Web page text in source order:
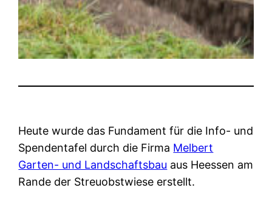
Heute wurde das Fundament für die Info- und
Spendentafel durch die Firma Melbert
Garten- und Landschaftsbau aus Heessen am
Rande der Streuobstwiese erstellt.